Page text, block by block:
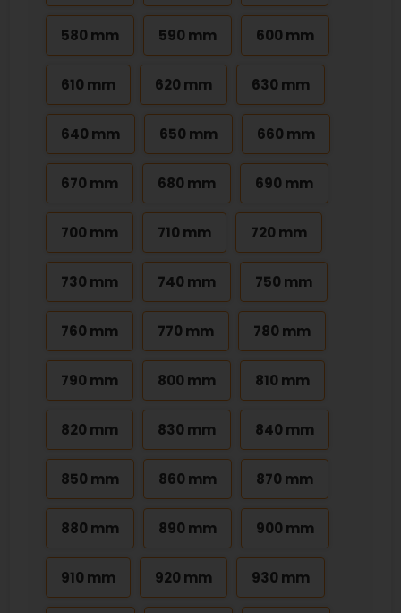
580 mm 590 mm 600 mm
610 mm 620 mm 630 mm
640 mm 650 mm 660 mm
670 mm 680 mm 690 mm
700 mm 710 mm 720 mm
730 mm 740 mm 750 mm
760 mm 770 mm 780 mm
790 mm 800 mm 810 mm
820 mm 830 mm 840 mm
850 mm 860 mm 870 mm
880 mm 890 mm 900 mm
910 mm 920 mm 930 mm